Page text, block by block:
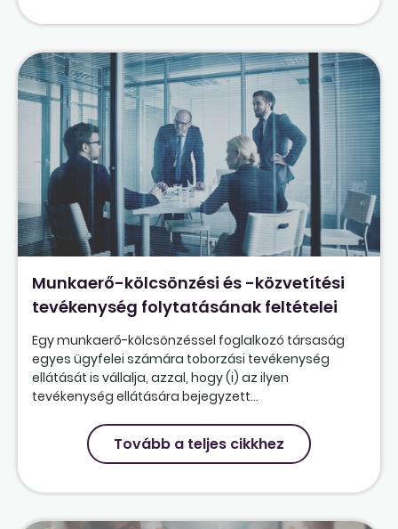
Munkaerő-kölcsönzési és -közvetítési
tevékenység folytatásának feltételei
Egy munkaerő-kölcsönzéssel foglalkozó társaság
egyes ügyfelei számára toborzási tevékenység
ellátását is vállalja, azzal, hogy (i) az ilyen
tevékenység ellátására bejegyzett...
Tovább a teljes cikkhez